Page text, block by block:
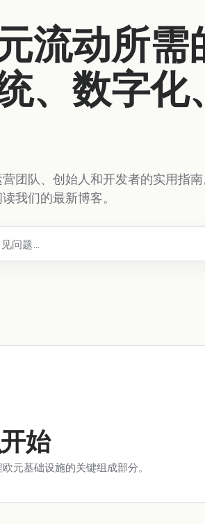
流动所需
、数字化
团队、创始人和开发者的实用指
我们的最新博客。
始
元基础设施的关键组成部分。